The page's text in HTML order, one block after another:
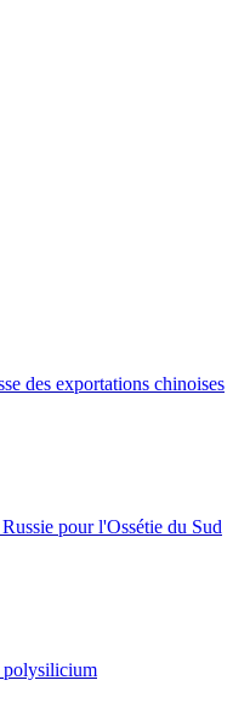
des exportations chinoises
pour l'Ossétie du Sud
polysilicium